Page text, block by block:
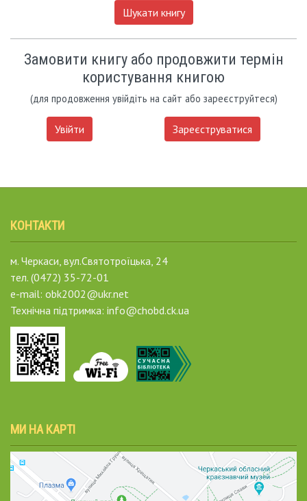
Шукати книгу
Замовити книгу або продовжити термін
користування книгою
(для продовження увійдіть на сайт або зареєструйтеся)
Увійти Зареєструватися
КОНТАКТИ
м. Черкаси, вул.Святотроїцька, 24
тел. (0472) 35-72-01
e-mail: obk2002@ukr.net
Технічна підтримка: info@chobd.ck.ua
МИ НА КАРТІ